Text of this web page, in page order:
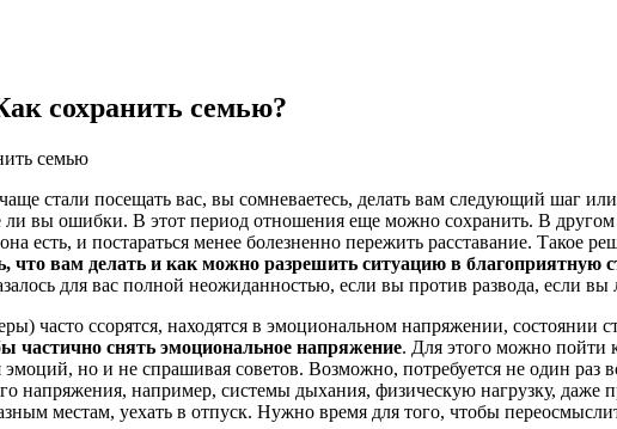
сохранить семью?
стали посещать вас, вы сомневаетесь, делать вам следующий шаг
ли вы ошибки. В этот период отношения еще можно сохранить. В
есть, и постараться менее болезненно пережить расставание. Такое
что вам делать и как можно разрешить ситуацию в благоприятную
для вас полной неожиданностью, если вы против развода, если вы
часто ссорятся, находятся в эмоциональном напряжении, состоянии
частично снять эмоциональное напряжение. Для этого можно пойти
эмоций, но и не спрашивая советов. Возможно, потребуется не один
напряжения, например, системы дыхания, физическую нагрузку, даже
местам, уехать в отпуск. Нужно время для того, чтобы